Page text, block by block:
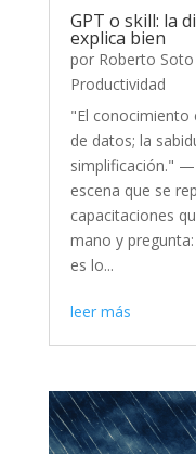
GPT o skill: la
explica bien
por Roberto Soto
Productividad
"El conocimiento
de datos; la
simplificación." —
escena que se
capacitaciones
mano y
es lo...
leer más